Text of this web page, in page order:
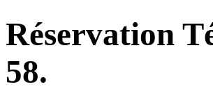
Réservation
58.